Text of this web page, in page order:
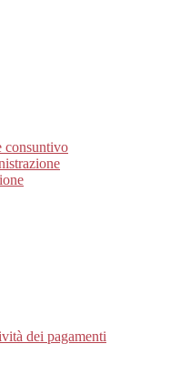
consuntivo
dei pagamenti